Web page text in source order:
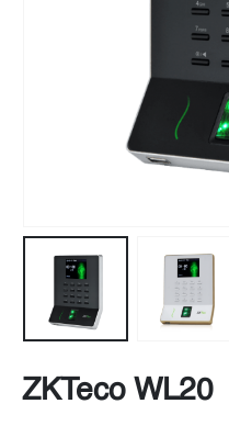
ZKTeco WL20